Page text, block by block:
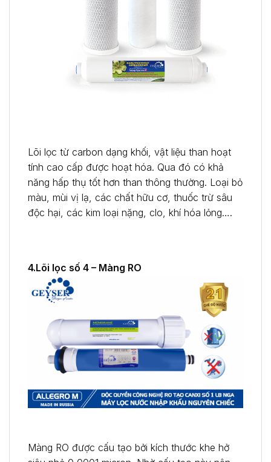
Lõi lọc từ carbon dạng khối, vật liệu than hoạt
tính cao cấp được hoạt hóa. Qua đó có khả
năng hấp thụ tốt hơn than thông thường. Loại bỏ
màu, mùi vị lạ, các chất hữu cơ, thuốc trừ sâu
độc hại, các kim loại nặng, clo, khí hóa lỏng….
4.Lõi lọc số 4 – Màng RO
Màng RO được cấu tạo bởi kích thước khe hở